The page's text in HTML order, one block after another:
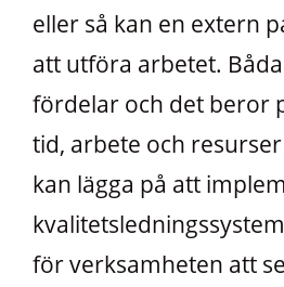
eller så kan en extern
att utföra arbetet.
fördelar och det beror
tid, arbete och
kan lägga på att
för verksamheten att